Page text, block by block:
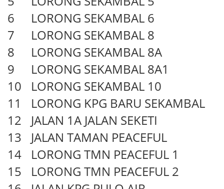
6
LORONG SEKAMBAL 6
7
LORONG SEKAMBAL 8
8
LORONG SEKAMBAL 8A
9
LORONG SEKAMBAL 8A1
10
LORONG SEKAMBAL 10
11
LORONG KPG BARU SEKAMBAL
12
JALAN 1A JALAN SEKETI
13
JALAN TAMAN PEACEFUL
14
LORONG TMN PEACEFUL 1
15
LORONG TMN PEACEFUL 2